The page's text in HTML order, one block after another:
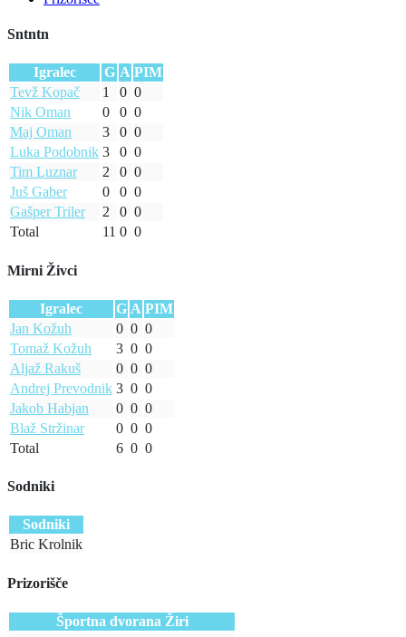
Sntntn
Igralec G A PIM
Tevž Kopač
1 0 0
Nik Oman
0 0 0
Maj Oman
3 0 0
Luka Podobnik 3 0 0
Tim Luznar
2 0 0
Juš Gaber
0 0 0
Gašper Triler
2 0 0
Total
11 0 0
Mirni Živci
Igralec G A PIM
Jan Kožuh
0 0 0
Tomaž Kožuh
3 0 0
Aljaž Rakuš
0 0 0
Andrej Prevodnik 3 0 0
Jakob Habjan
0 0 0
Blaž Stržinar
0 0 0
Total
6 0 0
Sodniki
Sodniki
Bric Krolnik
Prizorišče
Športna dvorana Žiri